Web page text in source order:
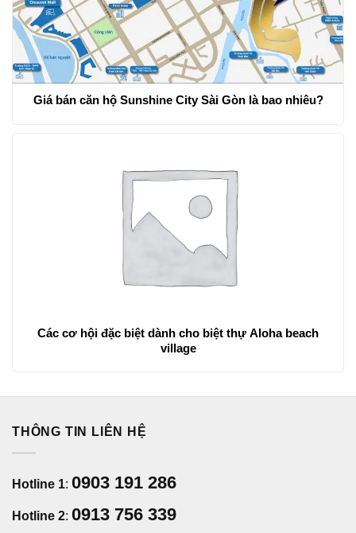
Giá bán căn hộ Sunshine City Sài Gòn là bao nhiêu?
Các cơ hội đặc biệt dành cho biệt thự Aloha beach
village
THÔNG TIN LIÊN HỆ
Hotline 1: 0903 191 286
Hotline 2: 0913 756 339